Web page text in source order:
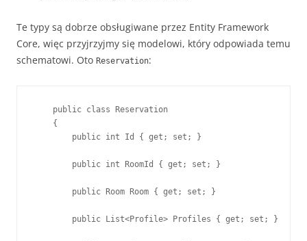
Te typy są dobrze obsługiwane przez Entity Framework
Core, więc przyjrzyjmy się modelowi, który odpowiada temu
schematowi. Oto Reservation:
    public class Reservation
    {
        public int Id { get; set; }
        public int RoomId { get; set; }
        public Room Room { get; set; }
        public List<Profile> Profiles { get; set; }